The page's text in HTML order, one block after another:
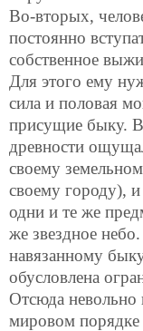
Во-вторых,
постоянно
собственное
Для этого ему
сила и половая
присущие быку.
древности
своему
своему городу),
одни и те же
же звездное
навязанному
обусловлена
Отсюда невольно
мировом порядке